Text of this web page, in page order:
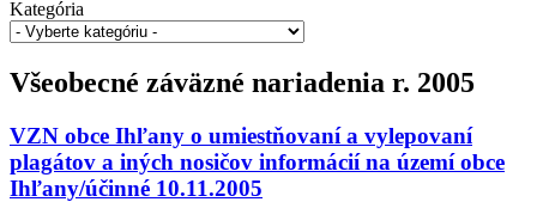
Kategória
Všeobecné záväzné nariadenia r. 2005
VZN obce Ihľany o umiestňovaní a vylepovaní
plagátov a iných nosičov informácií na území obce
Ihľany/účinné 10.11.2005